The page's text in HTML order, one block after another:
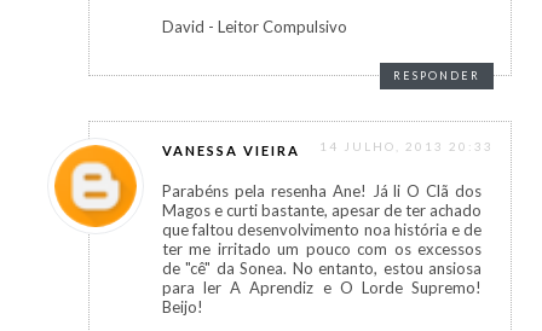
David - Leitor Compulsivo
RESPONDER
VANESSA VIEIRA 14 JULHO, 2013 20:33
Parabéns pela resenha Ane! Já li O Clã dos
Magos e curti bastante, apesar de ter achado
que faltou desenvolvimento noa história e de
ter me irritado um pouco com os excessos
de "cê" da Sonea. No entanto, estou ansiosa
para ler A Aprendiz e O Lorde Supremo!
Beijo!